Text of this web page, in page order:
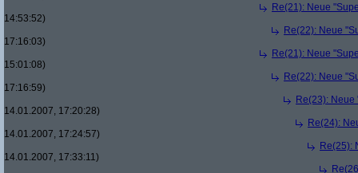
Re(21): Neue
14:53:52)
Re(22): Neue
17:16:03)
Re(21): Neue
15:01:08)
Re(22): Neue
17:16:59)
Re(23):
14.01.2007, 17:20:28)
Re(24):
14.01.2007, 17:24:57)
Re(25):
14.01.2007, 17:33:11)